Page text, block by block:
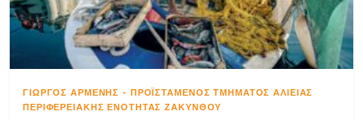
ΓΙΏΡΓΟΣ ΑΡΜΈΝΗΣ - ΠΡΟΪΣΤΆΜΕΝΟΣ ΤΜΉΜΑΤΟΣ ΑΛΙΕΊΑΣ
ΠΕΡΙΦΕΡΕΙΑΚΉΣ ΕΝΌΤΗΤΑΣ ΖΑΚΎΝΘΟΥ